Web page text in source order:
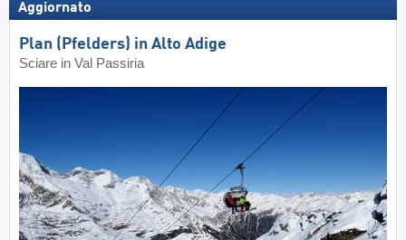
Aggiornato
Plan (Pfelders) in Alto Adige
Sciare in Val Passiria